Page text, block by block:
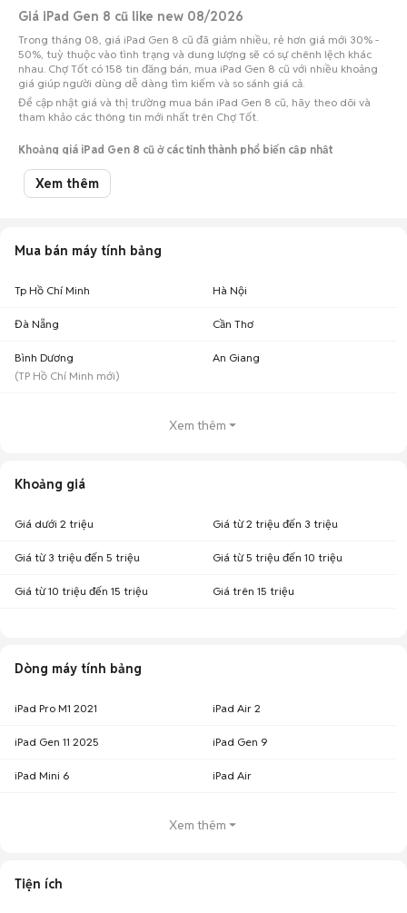
Giá iPad Gen 8 cũ like new 08/2026
Trong tháng 08, giá iPad Gen 8 cũ đã giảm nhiều, rẻ hơn giá mới 30% -
50%, tuỳ thuộc vào tình trạng và dung lượng sẽ có sự chênh lệch khác
nhau. Chợ Tốt có 158 tin đăng bán, mua iPad Gen 8 cũ với nhiều khoảng
giá giúp người dùng dễ dàng tìm kiếm và so sánh giá cả.
Để cập nhật giá và thị trường mua bán iPad Gen 8 cũ, hãy theo dõi và
tham khảo các thông tin mới nhất trên Chợ Tốt.
Khoảng giá iPad Gen 8 cũ ở các tỉnh thành phổ biến cập nhật
Minh
triệu
iPad Gen 8 cũ Hải Phòng
triệu
: 98 sản phẩm
Mức giá dựa trên các tin đăng tại Chợ Tốt, chỉ mang tính chất tham
thuận khi mua bán.
Xem thêm
Mua bán máy tính bảng
Tp Hồ Chí Minh Hà Nội
Đà Nẵng Cần Thơ
Bình Dương
(TP Hồ Chí Minh mới)
An Giang
Xem thêm
Khoảng giá
Giá dưới 2 triệu Giá từ 2 triệu đến 3 triệu
Giá từ 3 triệu đến 5 triệu Giá từ 5 triệu đến 10 triệu
Giá từ 10 triệu đến 15 triệu Giá trên 15 triệu
Dòng máy tính bảng
iPad Pro M1 2021 iPad Air 2
iPad Gen 11 2025 iPad Gen 9
iPad Mini 6 iPad Air
Xem thêm
Tiện ích